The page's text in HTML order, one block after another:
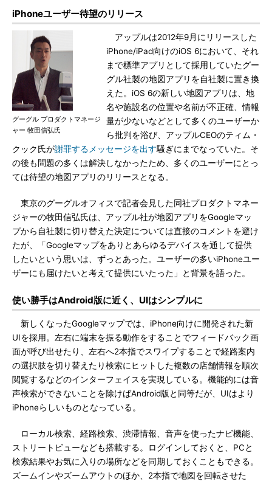
iPhoneユーザー待望のリリース
グーグル プロダクトマネージ
ャー 牧田信弘氏
アップルは2012年9月にリリースした
iPhone/iPad向けのiOS 6において、それ
まで標準アプリとして採用していたグー
グル社製の地図アプリを自社製に置き換
えた。iOS 6の新しい地図アプリは、地
名や施設名の位置や名前が不正確、情報
量が少ないなどとして多くのユーザーか
ら批判を浴び、アップルCEOのティム・
クック氏が謝罪するメッセージを出す騒ぎにまでなっていた。そ
の後も問題の多くは解決しなかったため、多くのユーザーにとっ
ては待望の地図アプリのリリースとなる。
東京のグーグルオフィスで記者会見した同社プロダクトマネー
ジャーの牧田信弘氏は、アップル社が地図アプリをGoogleマッ
プから自社製に切り替えた決定については直接のコメントを避け
たが、「Googleマップをありとあらゆるデバイスを通して提供
したいという思いは、ずっとあった。ユーザーの多いiPhoneユー
ザーにも届けたいと考えて提供にいたった」と背景を語った。
使い勝手はAndroid版に近く、UIはシンプルに
新しくなったGoogleマップでは、iPhone向けに開発された新
UIを採用。左右に端末を振る動作をすることでフィードバック画
面が呼び出せたり、左右へ2本指でスワイプすることで経路案内
の選択肢を切り替えたり検索にヒットした複数の店舗情報を順次
閲覧するなどのインターフェイスを実現している。機能的には音
声検索ができないことを除けばAndroid版と同等だが、UIはより
iPhoneらしいものとなっている。
ローカル検索、経路検索、渋滞情報、音声を使ったナビ機能、
ストリートビューなども搭載する。ログインしておくと、PCと
検索結果やお気に入りの場所などを同期しておくこともできる。
ズームインやズームアウトのほか、2本指で地図を回転させた